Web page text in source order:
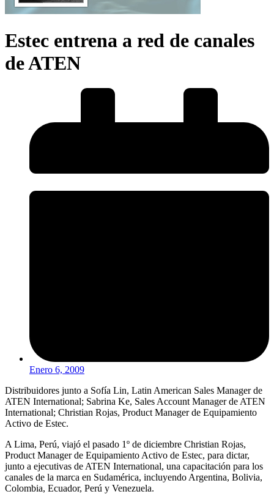
Estec entrena a red de canales
de ATEN
Enero 6, 2009
Distribuidores junto a Sofía Lin, Latin American Sales Manager de
ATEN International; Sabrina Ke, Sales Account Manager de ATEN
International; Christian Rojas, Product Manager de Equipamiento
Activo de Estec.
A Lima, Perú, viajó el pasado 1º de diciembre Christian Rojas,
Product Manager de Equipamiento Activo de Estec, para dictar,
junto a ejecutivas de ATEN International, una capacitación para los
canales de la marca en Sudamérica, incluyendo Argentina, Bolivia,
Colombia, Ecuador, Perú y Venezuela.